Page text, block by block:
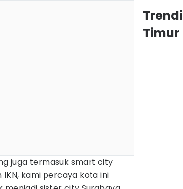
juga termasuk smart city
kami percaya kota ini
Timur